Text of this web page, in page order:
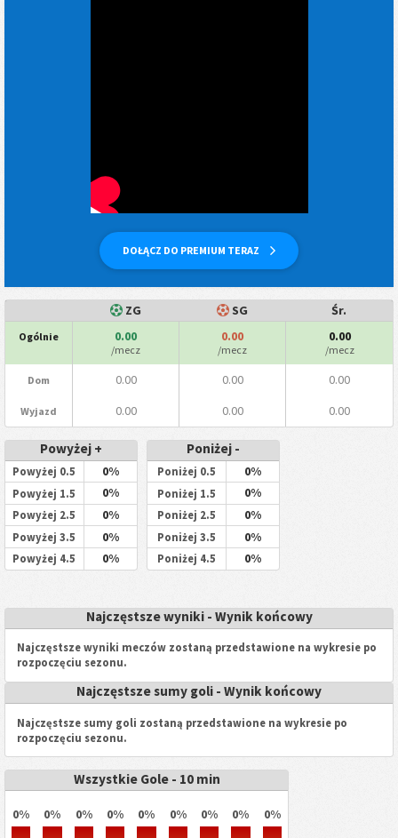
DOŁĄCZ DO PREMIUM TERAZ
ZG SG Śr.
Ogólnie 0.00
/mecz
0.00
/mecz
0.00
/mecz
Dom 0.00 0.00 0.00
Wyjazd 0.00 0.00 0.00
Powyżej +
Powyżej 0.5 0%
Powyżej 1.5 0%
Powyżej 2.5 0%
Powyżej 3.5 0%
Powyżej 4.5 0%
Poniżej -
Poniżej 0.5 0%
Poniżej 1.5 0%
Poniżej 2.5 0%
Poniżej 3.5 0%
Poniżej 4.5 0%
Najczęstsze wyniki - Wynik końcowy
Najczęstsze wyniki meczów zostaną przedstawione na wykresie po
rozpoczęciu sezonu.
Najczęstsze sumy goli - Wynik końcowy
Najczęstsze sumy goli zostaną przedstawione na wykresie po
rozpoczęciu sezonu.
Wszystkie Gole - 10 min
0% 0% 0% 0% 0% 0% 0% 0% 0%